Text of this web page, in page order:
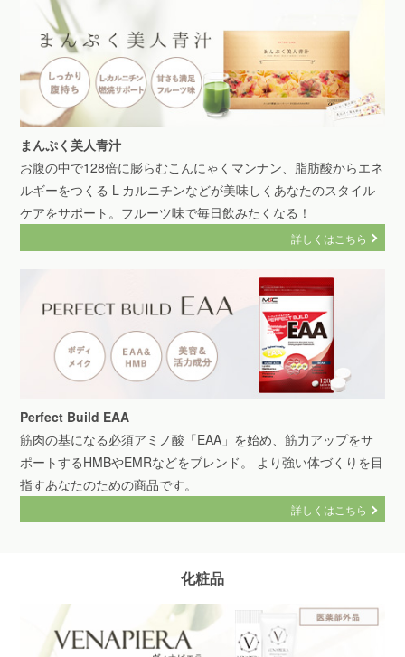
まんぷく美人青汁
お腹の中で128倍に膨らむこんにゃくマンナン、脂肪酸からエネ
ルギーをつくる L-カルニチンなどが美味しくあなたのスタイル
ケアをサポート。フルーツ味で毎日飲みたくなる！
詳しくはこちら
Perfect Build EAA
筋肉の基になる必須アミノ酸「EAA」を始め、筋力アップをサ
ポートするHMBやEMRなどをブレンド。 より強い体づくりを目
指すあなたのための商品です。
詳しくはこちら
化粧品